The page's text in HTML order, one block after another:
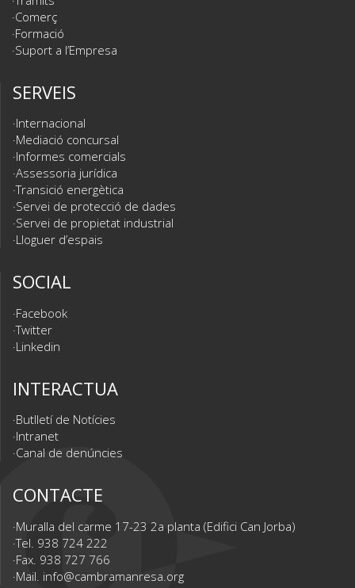
Comerç
Formació
Suport a l’Empresa
SERVEIS
Internacional
Mediació concursal
Informes comercials
Assessoria jurídica
Transició energètica
Servei de protecció de dades
Servei de propietat industrial
Lloguer d’espais
SOCIAL
Facebook
Twitter
Linkedin
INTERACTUA
Butlletí de Notícies
Intranet
Canal de denúncies
CONTACTE
Muralla del carme 17-23 2a planta (Edifici Can Jorba)
Tel. 938 724 222
Fax. 938 727 766
Mail. info@cambramanresa.org